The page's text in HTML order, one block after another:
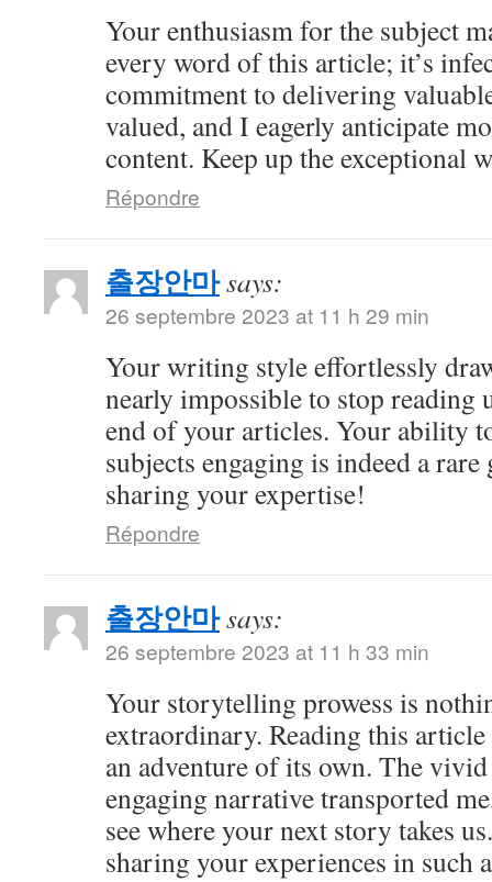
Your enthusiasm for the subject
every word of this article; it’s
commitment to delivering
valued, and I eagerly anticipate
content. Keep up the exceptional
Répondre
출장안마says:
26 septembre 2023 at 11 h 29 min
Your writing style effortlessly
nearly impossible to stop reading
end of your articles. Your ability
subjects engaging is indeed a
sharing your expertise!
Répondre
출장안마says:
26 septembre 2023 at 11 h 33 min
Your storytelling prowess is
extraordinary. Reading this
an adventure of its own. The
engaging narrative transported
see where your next story takes
sharing your experiences in such